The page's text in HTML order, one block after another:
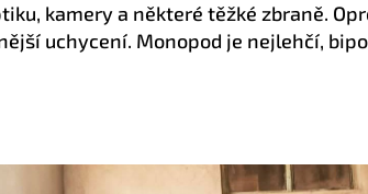
kamery a některé těžké zbraně.
uchycení. Monopod je nejlehčí,